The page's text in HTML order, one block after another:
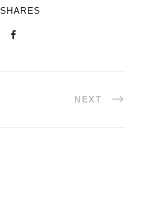
SHARES
NEXT